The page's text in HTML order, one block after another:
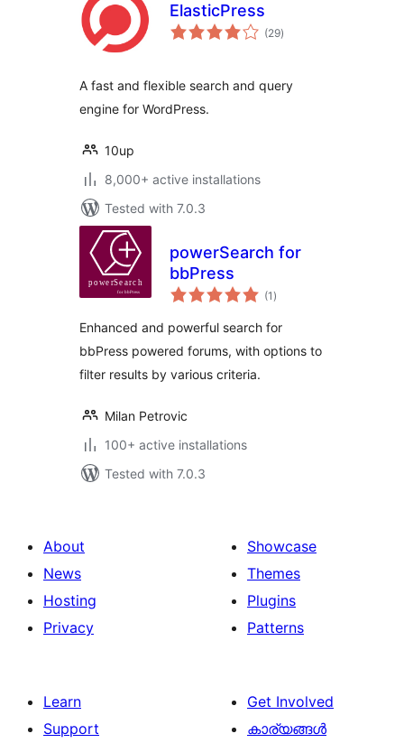
ElasticPress
(29total
ratings
)
A fast and flexible search and query
engine for WordPress.
10up
8,000+ active installations
Tested with 7.0.3
powerSearch for
bbPress
(1 total
ratings
)
Enhanced and powerful search for
bbPress powered forums, with options to
filter results by various criteria.
Milan Petrovic
100+ active installations
Tested with 7.0.3
About
News
Hosting
Privacy
Showcase
Themes
Plugins
Patterns
Learn
Support
Get Involved
കാര്യങ്ങള്‍